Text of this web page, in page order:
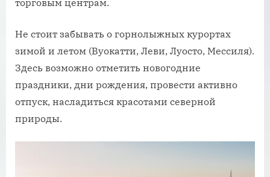
Не стоит забывать о горнолыжных курортах
зимой и летом (Вуокатти, Леви, Луосто, Мессиля).
Здесь возможно отметить новогодние
праздники, дни рождения, провести активно
отпуск, насладиться красотами северной
природы.